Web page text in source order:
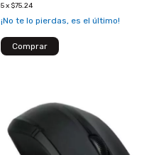
5x $75.24
¡No te lo pierdas, es el último!